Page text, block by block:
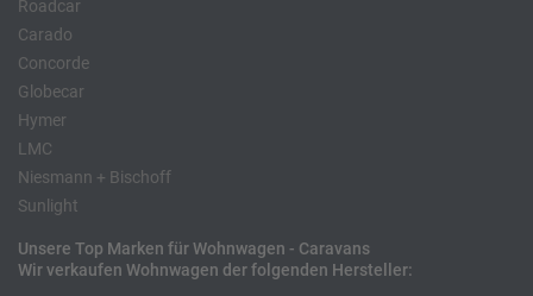
Roadcar
Carado
Concorde
Globecar
Hymer
LMC
Niesmann + Bischoff
Sunlight
Unsere Top Marken für Wohnwagen - Caravans
Wir verkaufen Wohnwagen der folgenden Hersteller: